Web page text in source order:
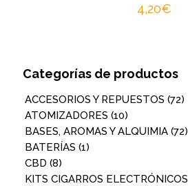
4,20€
Categorías de productos
ACCESORIOS Y REPUESTOS (72)
ATOMIZADORES (10)
BASES, AROMAS Y ALQUIMIA (72)
BATERÍAS (1)
CBD (8)
KITS CIGARROS ELECTRÓNICOS